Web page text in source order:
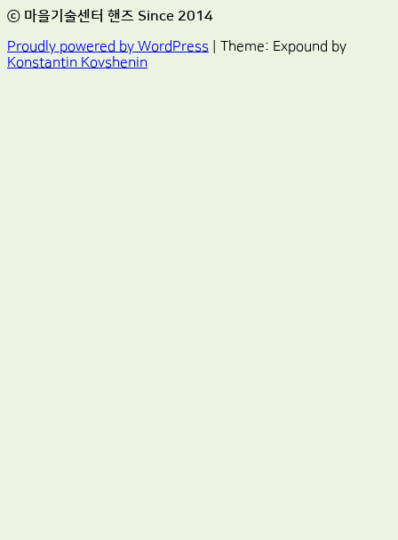
ⓒ 마을기술센터 핸즈 Since 2014
Proudly powered by WordPress
Theme: Expound by
Konstantin Kovshenin